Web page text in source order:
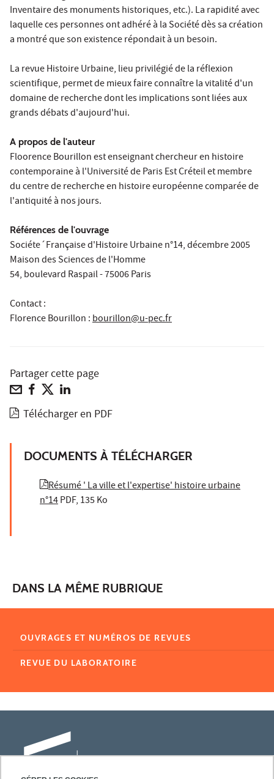
Inventaire des monuments historiques, etc.). La rapidité avec
laquelle ces personnes ont adhéré à la Société dès sa création
a montré que son existence répondait à un besoin.
La revue Histoire Urbaine, lieu privilégié de la réflexion
scientifique, permet de mieux faire connaître la vitalité d'un
domaine de recherche dont les implications sont liées aux
grands débats d'aujourd'hui.
A propos de l'auteur
Floorence Bourillon est enseignant chercheur en histoire
contemporaine à l'Université de Paris Est Créteil et membre
du centre de recherche en histoire européenne comparée de
l'antiquité à nos jours.
Références de l'ouvrage
Sociéte´Française d'Histoire Urbaine n°14, décembre 2005
Maison des Sciences de l'Homme
54, boulevard Raspail - 75006 Paris
Contact :
Florence Bourillon :bourillon@u-pec.fr
Partager cette page
Télécharger en PDF
DOCUMENTS À TÉLÉCHARGER
Résumé ' La ville et l'expertise' histoire urbaine
n°14PDF, 135 Ko
DANS LA MÊME RUBRIQUE
OUVRAGES ET NUMÉROS DE REVUES
REVUE DU LABORATOIRE